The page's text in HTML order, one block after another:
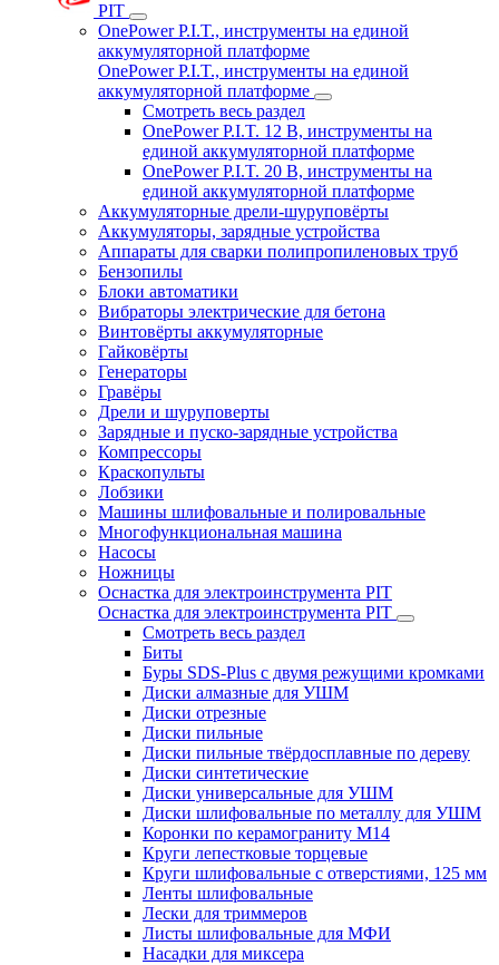
PIT
OnePower P.I.T., инструменты на единой
аккумуляторной платформе
OnePower P.I.T., инструменты на единой
аккумуляторной платформе
Смотреть весь раздел
OnePower P.I.T. 12 В, инструменты на
единой аккумуляторной платформе
OnePower P.I.T. 20 В, инструменты на
единой аккумуляторной платформе
Аккумуляторные дрели-шуруповёрты
Аккумуляторы, зарядные устройства
Аппараты для сварки полипропиленовых труб
Бензопилы
Блоки автоматики
Вибраторы электрические для бетона
Винтовёрты аккумуляторные
Гайковёрты
Генераторы
Гравёры
Дрели и шуруповерты
Зарядные и пуско-зарядные устройства
Компрессоры
Краскопульты
Лобзики
Машины шлифовальные и полировальные
Многофункциональная машина
Насосы
Ножницы
Оснастка для электроинструмента PIT
Оснастка для электроинструмента PIT
Смотреть весь раздел
Биты
Буры SDS-Plus c двумя режущими кромками
Диски алмазные для УШМ
Диски отрезные
Диски пильные
Диски пильные твёрдосплавные по дереву
Диски синтетические
Диски универсальные для УШМ
Диски шлифовальные по металлу для УШМ
Коронки по керамограниту M14
Круги лепестковые торцевые
Круги шлифовальные с отверстиями, 125 мм
Ленты шлифовальные
Лески для триммеров
Листы шлифовальные для МФИ
Насадки для миксера